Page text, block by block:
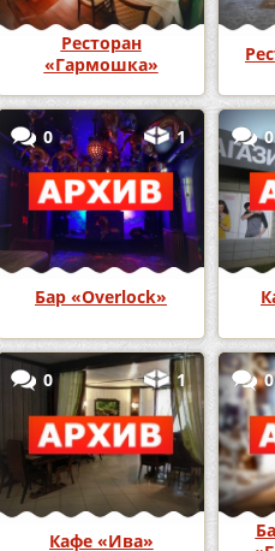
Ресторан
«Гармошка»
0 1
Бар «Overlock»
0
0 1
Кафе «Ива»
0